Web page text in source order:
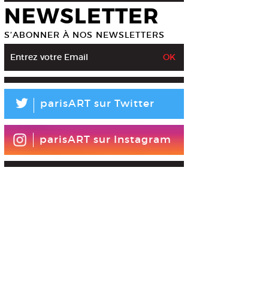
NEWSLETTER
S’ABONNER À NOS NEWSLETTERS
L parisART sur Twitter
parisART sur Instagram